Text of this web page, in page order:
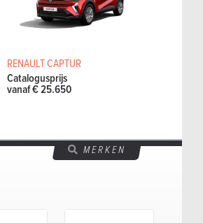
RENAULT CAPTUR
Catalogusprijs
vanaf € 25.650
MERKEN